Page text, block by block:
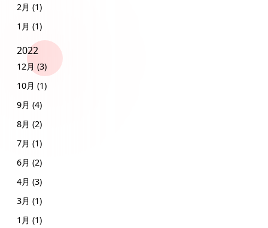
2月 (1)
1月 (1)
2022
12月 (3)
10月 (1)
9月 (4)
8月 (2)
7月 (1)
6月 (2)
4月 (3)
3月 (1)
1月 (1)